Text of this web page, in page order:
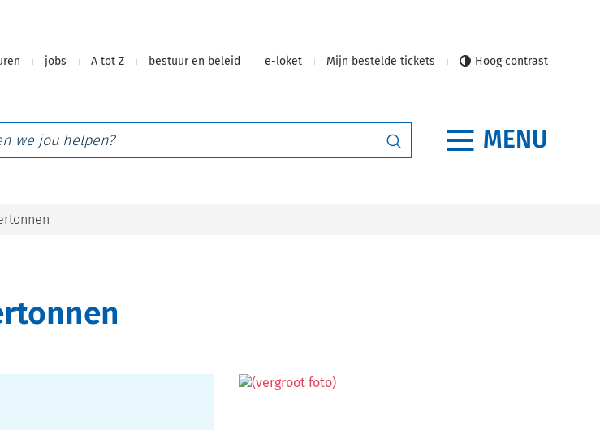
inhoud
jobs A tot Z bestuur en beleid e-loket Mijn bestelde tickets Hoog contrast
Zoeken MENU